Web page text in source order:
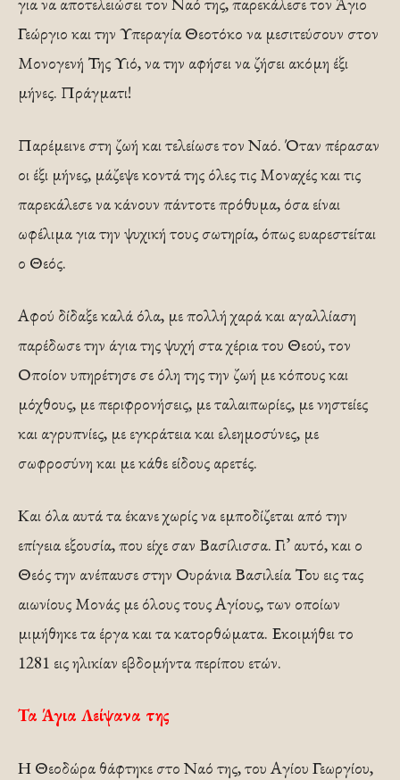
Γεώργιο και την Υπεραγία Θεοτόκο να μεσιτεύσουν στον
Μονογενή Της Υιό, να την αφήσει να ζήσει ακόμη έξι
μήνες. Πράγματι!
Παρέμεινε στη ζωή και τελείωσε τον Ναό. Όταν πέρασαν
οι έξι μήνες, μάζεψε κοντά της όλες τις Μοναχές και τις
παρεκάλεσε να κάνουν πάντοτε πρόθυμα, όσα είναι
ωφέλιμα για την ψυχική τους σωτηρία, όπως ευαρεστείται
ο Θεός.
Αφού δίδαξε καλά όλα, με πολλή χαρά και αγαλλίαση
παρέδωσε την άγια της ψυχή στα χέρια του Θεού, τον
Οποίον υπηρέτησε σε όλη της την ζωή με κόπους και
μόχθους, με περιφρονήσεις, με ταλαιπωρίες, με νηστείες
και αγρυπνίες, με εγκράτεια και ελεημοσύνες, με
σωφροσύνη και με κάθε είδους αρετές.
Και όλα αυτά τα έκανε χωρίς να εμποδίζεται από την
επίγεια εξουσία, που είχε σαν Βασίλισσα. Γι’ αυτό, και ο
Θεός την ανέπαυσε στην Ουράνια Βασιλεία Του εις τας
αιωνίους Μονάς με όλους τους Αγίους, των οποίων
μιμήθηκε τα έργα και τα κατορθώματα. Εκοιμήθει το
1281 εις ηλικίαν εβδομήντα περίπου ετών.
Τα Άγια Λείψανα της
Η Θεοδώρα θάφτηκε στο Ναό της, του Αγίου Γεωργίου,